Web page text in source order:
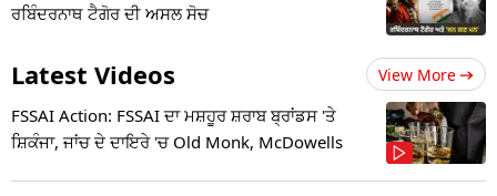
ਰਬਿੰਦਰਨਾਥ ਟੈਗੋਰ ਦੀ ਅਸਲ ਸੋਚ
Latest Videos View More
FSSAI Action: FSSAI ਦਾ ਮਸ਼ਹੂਰ ਸ਼ਰਾਬ ਬ੍ਰਾਂਡਸ 'ਤੇ
ਸ਼ਿਕੰਜਾ, ਜਾਂਚ ਦੇ ਦਾਇਰੇ 'ਚ Old Monk, McDowells